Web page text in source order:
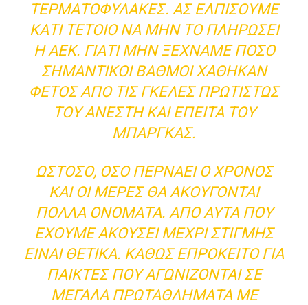
ΤΕΡΜΑΤΟΦΎΛΑΚΕΣ. ΑΣ ΕΛΠΊΣΟΥΜΕ
ΚΆΤΙ ΤΈΤΟΙΟ ΝΑ ΜΗΝ ΤΟ ΠΛΗΡΏΣΕΙ
Η ΑΕΚ. ΓΙΑΤΊ ΜΗΝ ΞΕΧΝΆΜΕ ΠΌΣΟ
ΣΗΜΑΝΤΙΚΟΊ ΒΑΘΜΟΊ ΧΆΘΗΚΑΝ
ΦΈΤΟΣ ΑΠΌ ΤΙΣ ΓΚΈΛΕΣ ΠΡΩΤΊΣΤΩΣ
ΤΟΥ ΑΝΈΣΤΗ ΚΑΙ ΈΠΕΙΤΑ ΤΟΥ
ΜΠΆΡΓΚΑΣ.
ΩΣΤΌΣΟ, ΌΣΟ ΠΕΡΝΆΕΙ Ο ΧΡΌΝΟΣ
ΚΑΙ ΟΙ ΜΈΡΕΣ ΘΑ ΑΚΟΎΓΟΝΤΑΙ
ΠΟΛΛΆ ΟΝΌΜΑΤΑ. ΑΠΌ ΑΥΤΆ ΠΟΥ
ΈΧΟΥΜΕ ΑΚΟΎΣΕΙ ΜΈΧΡΙ ΣΤΙΓΜΉΣ
ΕΊΝΑΙ ΘΕΤΙΚΆ. ΚΑΘΏΣ ΕΠΡΌΚΕΙΤΟ ΓΙΑ
ΠΑΊΚΤΕΣ ΠΟΥ ΑΓΩΝΊΖΟΝΤΑΙ ΣΕ
ΜΕΓΆΛΑ ΠΡΩΤΑΘΛΉΜΑΤΑ ΜΕ